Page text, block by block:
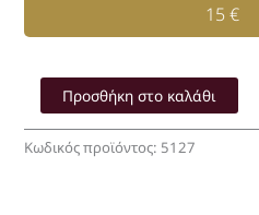
15€
ΓΙΑ
ΑΜΥΝΑ
ΚΑΙ
Προσθήκη στο καλάθι
Κωδικός προϊόντος: 5127